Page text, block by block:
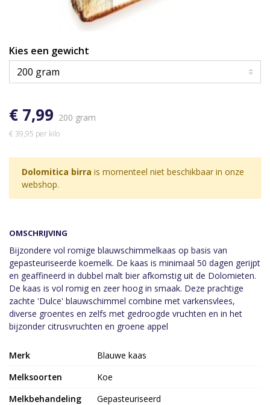
OMSCHRIJVING
Bijzondere vol romige blauwschimmelkaas op basis van
gepasteuriseerde koemelk. De kaas is minimaal 50 dagen gerijpt
en geaffineerd in dubbel malt bier afkomstig uit de Dolomieten.
De kaas is vol romig en zeer hoog in smaak. Deze prachtige
zachte 'Dulce' blauwschimmel combine met varkensvlees,
diverse groentes en zelfs met gedroogde vruchten en in het
bijzonder citrusvruchten en groene appel
Kies een gewicht
€ 7,99 200 gram
€ 39,95 per kilo
Dolomitica birra is momenteel niet beschikbaar in onze
webshop.
Merk
Blauwe kaas
Melksoorten
Koe
Melkbehandeling
Gepasteuriseerd